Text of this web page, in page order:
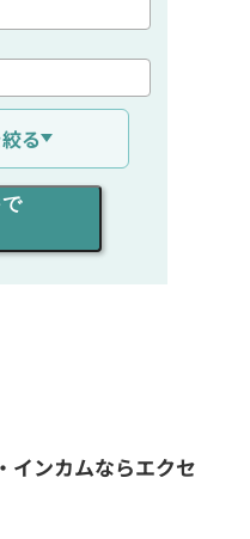
名等)
る
インカムならエクセ